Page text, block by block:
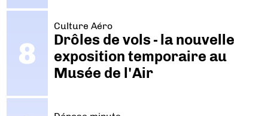
Culture Aéro
Drôles de vols - la nouvelle
exposition temporaire au
Musée de l'Air